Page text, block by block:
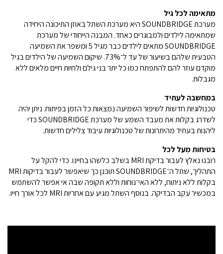
מתאימה לכל גיל
מערכת SOUNDBRIDGE היא מערכת השתל באוזן התיכונה היחידה
שמתאימה לילדים ולמבוגרים כאחד. המבנה הייחודי של מערכת
SOUNDBRIDGE מתאים לילדים כבר מגיל 5 ומשפר את השמיעה
הטבעית שלהם בשיעור של עד ל־73%. שיקום השמיעה של הילדים בגיל
מוקדם עוזר להם להתפתח כמו כל יתר בני גילם ולחיות חיים מלאים ללא
מגבלות.
במחשבה לעתיד
טכנולוגיות חדשות לשיפור השמיעה נמצאות כל הזמן בפיתוח. ניתן יהיה
לשדרג בקלות את מעבד השמע של מערכת SOUNDBRIDGE כדי
ליהנות בעתיד מהיתרונות של טכנולוגיות עיבוד צלילים חדשות.
בטיחות מעל לכל
רובנו נאלץ לעבור בדיקת MRI בשלב כלשהו בחיינו. כדי להקל על
התהליך, שתל ה־SOUNDBRIDGE תוכנן כך שיאפשר לעבור בדיקות MRI
בקלות ללא ניתוח, ללא האי־נוחות וללא תקופה שבה אי אפשר להשתמש
במכשיר עקב הבדיקה. בנוסף השתל מגיע עם אחריות MRI לכל אורך חייו.